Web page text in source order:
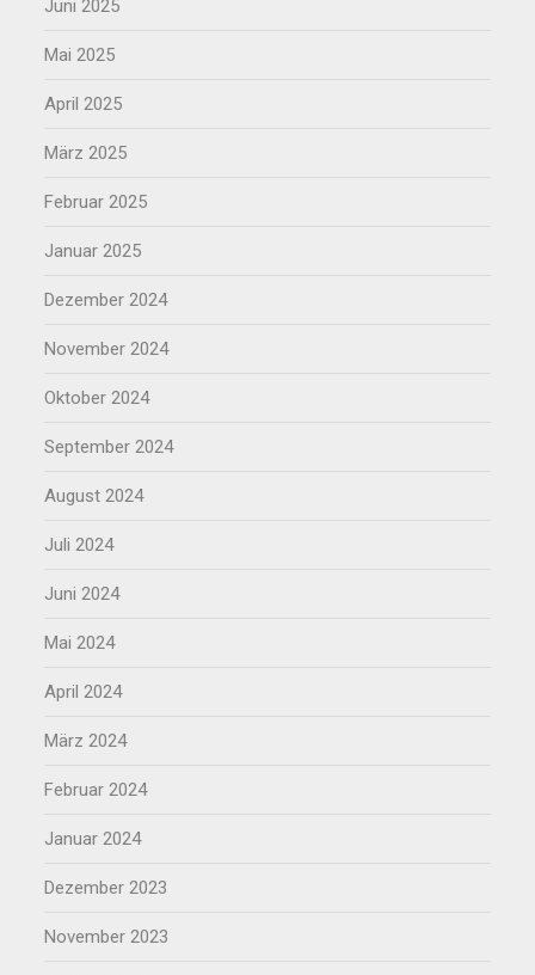
Juni 2025
Mai 2025
April 2025
März 2025
Februar 2025
Januar 2025
Dezember 2024
November 2024
Oktober 2024
September 2024
August 2024
Juli 2024
Juni 2024
Mai 2024
April 2024
März 2024
Februar 2024
Januar 2024
Dezember 2023
November 2023